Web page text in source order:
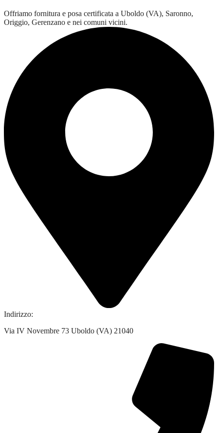
Offriamo fornitura e posa certificata a Uboldo (VA), Saronno,
Origgio, Gerenzano e nei comuni vicini.
Indirizzo:
Via IV Novembre 73 Uboldo (VA) 21040